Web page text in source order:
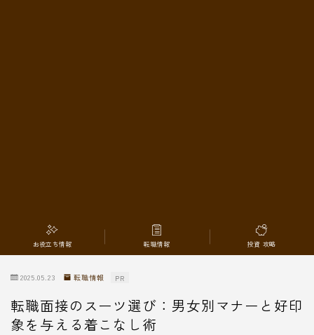
お役立ち情報 転職情報 投資 攻略
2025.05.23 転職情報 PR
転職面接のスーツ選び：男女別マナーと好印
象を与える着こなし術